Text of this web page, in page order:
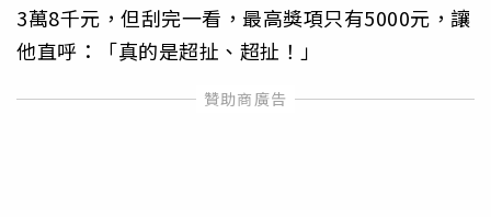
3萬8千元，但刮完一看，最高獎項只有5000元，讓
他直呼：「真的是超扯、超扯！」